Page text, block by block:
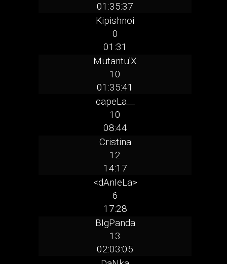
01:35:37
Kipishnoi
0
01:31
Mutantu'X
10
01:35:41
capeLa__
10
08:44
Cristina
12
14:17
<dAnIeLa>
6
17:28
BIgPanda
13
02:03:05